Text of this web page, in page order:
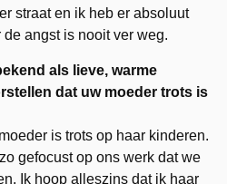
straat en ik heb er absoluut
angst is nooit ver weg.
als lieve, warme
dat uw moeder trots is
is trots op haar kinderen.
gefocust op ons werk dat we
Ik hoop alleszins dat ik haar